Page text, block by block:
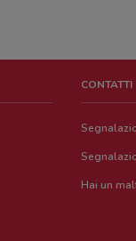
CONTATTI
Hai un